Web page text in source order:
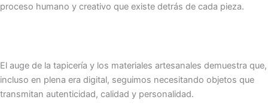
proceso humano y creativo que existe detrás de cada pieza.
El auge de la tapicería y los materiales artesanales demuestra que,
incluso en plena era digital, seguimos necesitando objetos que
transmitan autenticidad, calidad y personalidad.